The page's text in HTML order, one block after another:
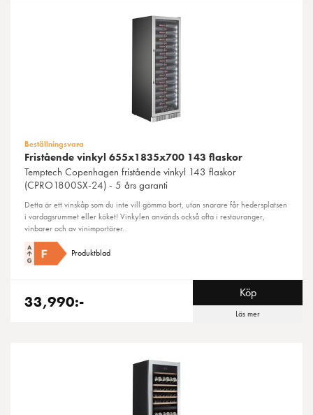
Beställningsvara
Fristående vinkyl 655x1835x700 143 flaskor
Temptech Copenhagen fristående vinkyl 143 flaskor
(CPRO1800SX-24) - 5 års garanti
Detta är ett vinskåp som du inte vill gömma bort, utan snarare får hedersplatsen
i vardagsrummet eller köket! Vinkylen används också ofta i restauranger,
vinbarer och av vinimportörer.
Produktblad
33,990:- Köp
Läs mer